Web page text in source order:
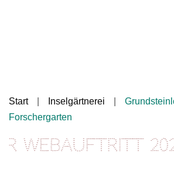
Start Inselgärtnerei
Forschergarten
Webauftritt 2026